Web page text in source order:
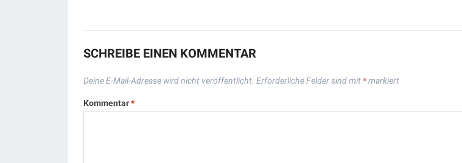
SCHREIBE EINEN KOMMENTAR
Deine E-Mail-Adresse wird nicht veröffentlicht. Erforderliche Felder sind mit *markiert
Kommentar*